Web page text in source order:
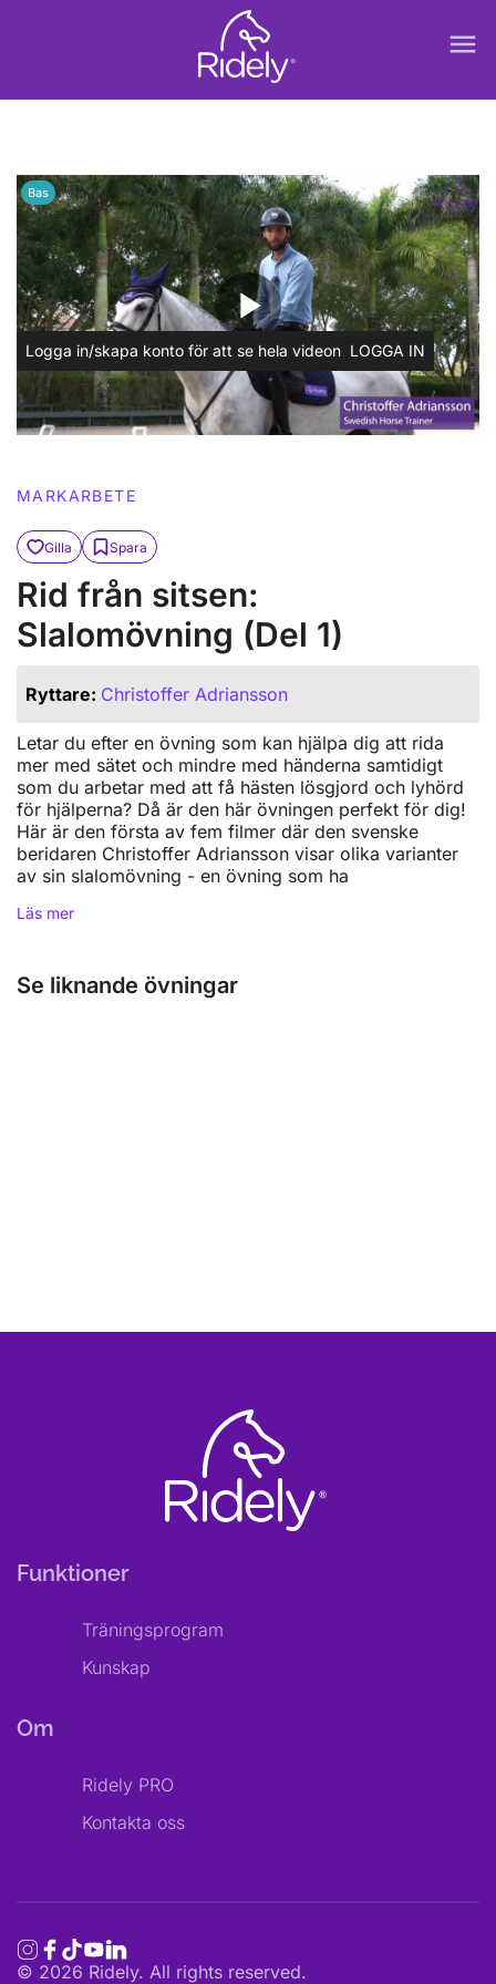
menu
play_arrow
Bas
Logga in/skapa konto för att se hela videon LOGGA IN
MARKARBETE
Gilla Spara
Rid från sitsen:
Slalomövning (Del 1)
Letar du efter en övning som kan hjälpa dig att rida
mer med sätet och mindre med händerna samtidigt
som du arbetar med att få hästen lösgjord och lyhörd
för hjälperna? Då är den här övningen perfekt för dig!
Här är den första av fem filmer där den svenske
beridaren Christoffer Adriansson visar olika varianter
av sin slalomövning - en övning som ha
Läs mer
Ryttare: Christoffer Adriansson
Se liknande övningar
Funktioner
Träningsprogram
Kunskap
Om
Ridely PRO
Kontakta oss
© 2026 Ridely. All rights reserved.